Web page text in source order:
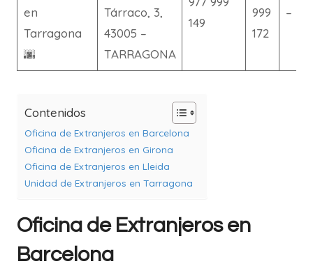
en
Tarragona
🌆
Tárraco, 3,
43005 –
TARRAGONA
149
999
172
–
Contenidos
Oficina de Extranjeros en Barcelona
Oficina de Extranjeros en Girona
Oficina de Extranjeros en Lleida
Unidad de Extranjeros en Tarragona
Oficina de Extranjeros en
Barcelona